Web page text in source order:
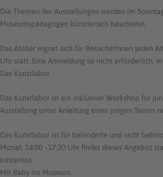
Die Themen der Ausstellungen werden im
Museumspädagogen künstlerisch bearbeitet.
Das Atelier eignet sich für BesucherInnen jeden
Uhr statt. Eine Anmeldung ist nicht erforderlich,
Das Kunstlabor
Das Kunstlabor ist ein inklusiver Workshop für
Ausstellung unter Anleitung eines jungen Teams
Das Kunstlabor ist für behinderte und nicht
Monat, 14:00 –17:30 Uhr findet dieses Angebot
kostenlos.
Mit Baby ins Museum